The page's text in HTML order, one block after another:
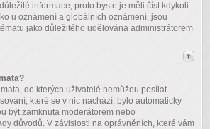
informace, proto byste je měli číst kdykoli
u oznámení a globálních oznámení, jsou
jako důležitého udělována administrátorem
do kterých uživatelé nemůžou posílat
které se v nic nachází, bylo automaticky
být zamknuta moderátorem nebo
důvodů. V závislosti na oprávněních, které vám